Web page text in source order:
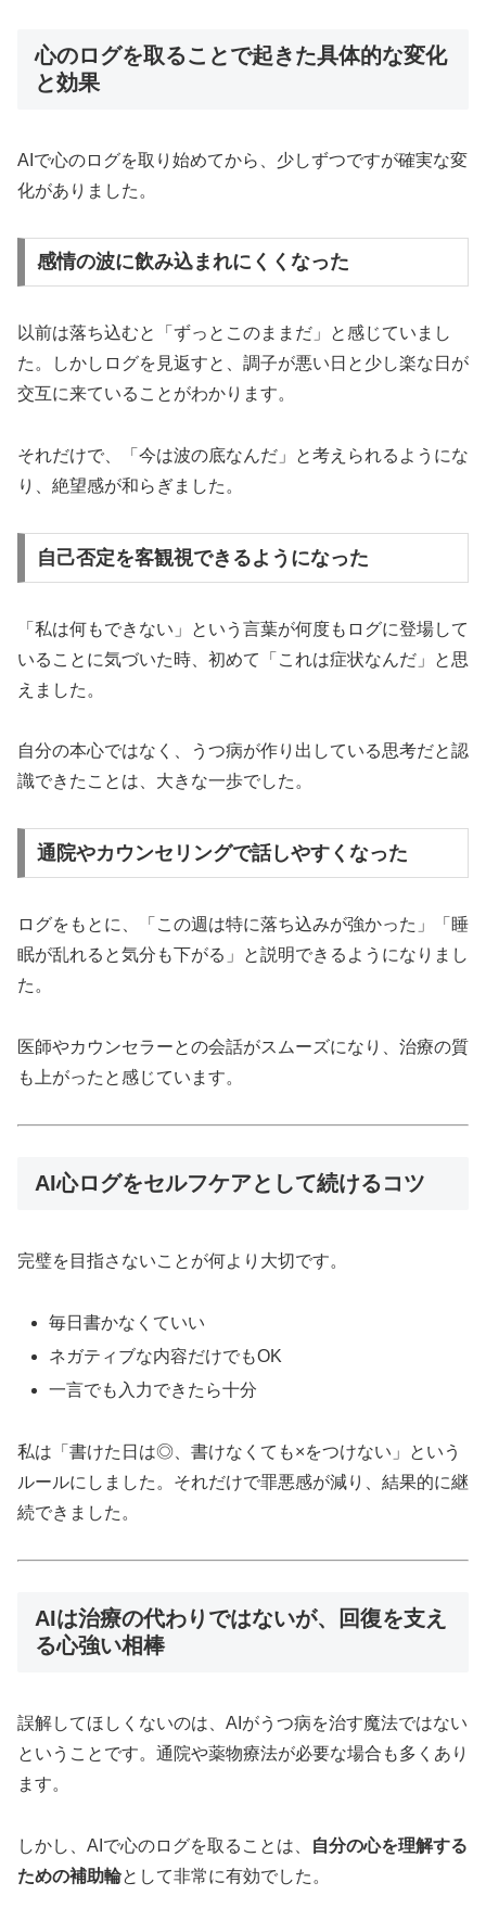
心のログを取ることで起きた具体的な変化
と効果
AIで心のログを取り始めてから、少しずつですが確実な変
化がありました。
感情の波に飲み込まれにくくなった
以前は落ち込むと「ずっとこのままだ」と感じていまし
た。しかしログを見返すと、調子が悪い日と少し楽な日が
交互に来ていることがわかります。
それだけで、「今は波の底なんだ」と考えられるようにな
り、絶望感が和らぎました。
自己否定を客観視できるようになった
「私は何もできない」という言葉が何度もログに登場して
いることに気づいた時、初めて「これは症状なんだ」と思
えました。
自分の本心ではなく、うつ病が作り出している思考だと認
識できたことは、大きな一歩でした。
通院やカウンセリングで話しやすくなった
ログをもとに、「この週は特に落ち込みが強かった」「睡
眠が乱れると気分も下がる」と説明できるようになりまし
た。
医師やカウンセラーとの会話がスムーズになり、治療の質
も上がったと感じています。
AI心ログをセルフケアとして続けるコツ
完璧を目指さないことが何より大切です。
毎日書かなくていい
ネガティブな内容だけでもOK
一言でも入力できたら十分
私は「書けた日は◎、書けなくても×をつけない」という
ルールにしました。それだけで罪悪感が減り、結果的に継
続できました。
AIは治療の代わりではないが、回復を支え
る心強い相棒
誤解してほしくないのは、AIがうつ病を治す魔法ではない
ということです。通院や薬物療法が必要な場合も多くあり
ます。
しかし、AIで心のログを取ることは、
自分の心を理解する
ための補助輪として非常に有効でした。